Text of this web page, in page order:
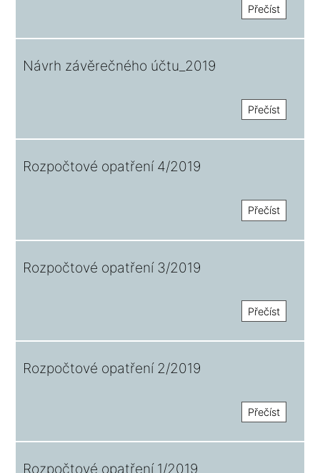
Přečíst
Návrh závěrečného účtu_2019
Přečíst
Rozpočtové opatření 4/2019
Přečíst
Rozpočtové opatření 3/2019
Přečíst
Rozpočtové opatření 2/2019
Přečíst
Rozpočtové opatření 1/2019